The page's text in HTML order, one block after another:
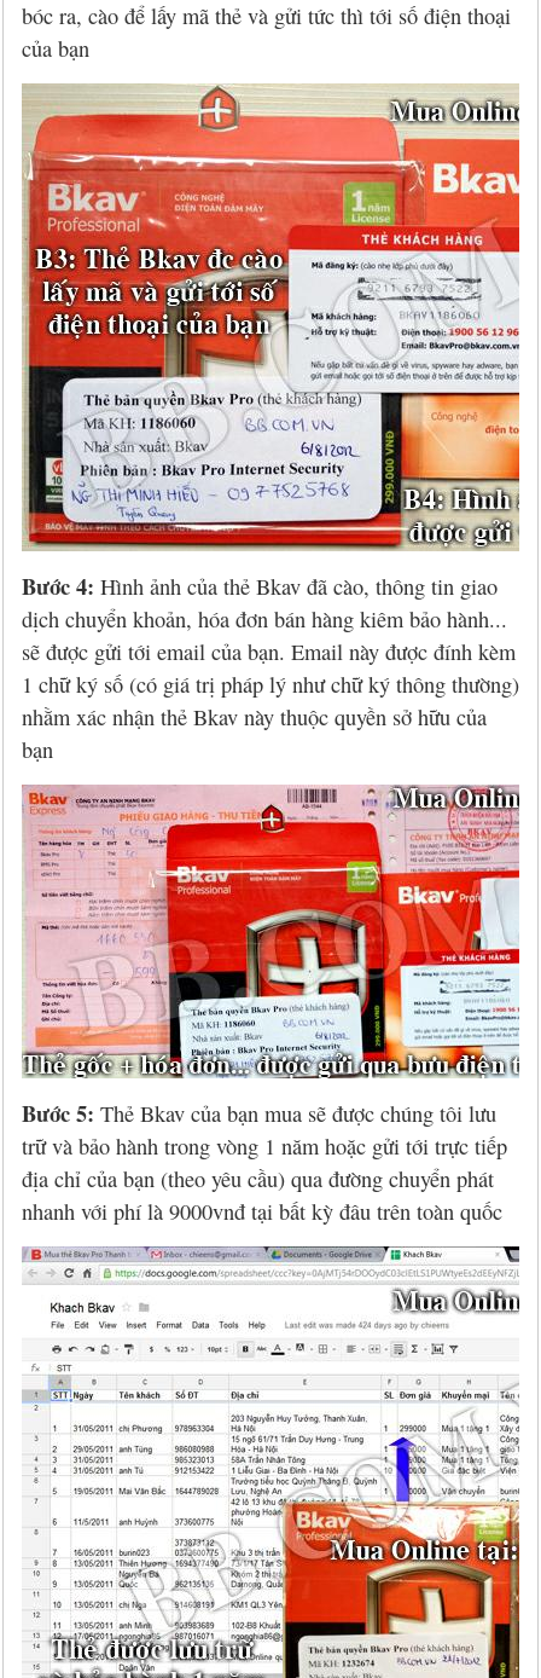
bóc ra, cào để lấy mã thẻ và gửi tức thì tới số điện thoại
của bạn
Bước 4: Hình ảnh của thẻ Bkav đã cào, thông tin giao
dịch chuyển khoản, hóa đơn bán hàng kiêm bảo hành...
sẽ được gửi tới email của bạn. Email này được đính kèm
1 chữ ký số (có giá trị pháp lý như chữ ký thông thường)
nhằm xác nhận thẻ Bkav này thuộc quyền sở hữu của
bạn
Bước 5: Thẻ Bkav của bạn mua sẽ được chúng tôi lưu
trữ và bảo hành trong vòng 1 năm hoặc gửi tới trực tiếp
địa chỉ của bạn (theo yêu cầu) qua đường chuyển phát
nhanh với phí là 9000vnđ tại bất kỳ đâu trên toàn quốc